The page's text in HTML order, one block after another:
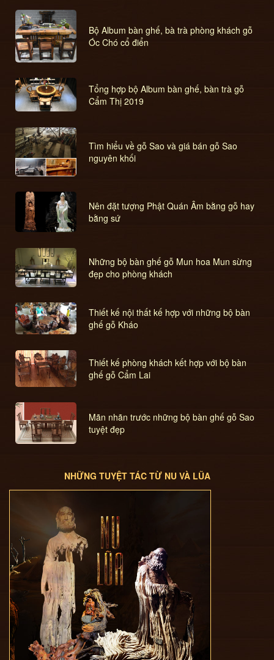
Bộ Album bàn ghế, bà trà phòng khách gỗ
Óc Chó cổ điển
Tổng hợp bộ Album bàn ghế, bàn trà gỗ
Cẩm Thị 2019
Tìm hiểu về gỗ Sao và giá bán gỗ Sao
nguyên khối
Nên đặt tượng Phật Quán Âm bằng gỗ hay
bằng sứ
Những bộ bàn ghế gỗ Mun hoa Mun sừng
đẹp cho phòng khách
Thiết kế nội thất kế hợp với những bộ bàn
ghế gỗ Kháo
Thiết kế phòng khách kết hợp với bộ bàn
ghế gỗ Cẩm Lai
Mãn nhãn trước những bộ bàn ghế gỗ Sao
tuyệt đẹp
NHỮNG TUYỆT TÁC TỪ NU VÀ LŨA